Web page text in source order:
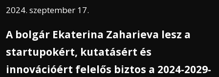
2024. szeptember 17.
A bolgár Ekaterina Zaharieva lesz a
startupokért, kutatásért és
innovációért felelős biztos a 2024-2029-